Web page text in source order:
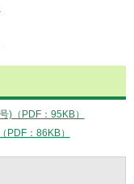
（PDF：95KB）
PDF：86KB）